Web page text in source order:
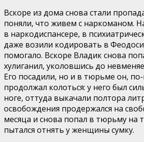
Вскоре из дома снова стали
поняли, что живем с наркоманом.
в наркодиспансере, в
даже возили кодировать в
помогало. Вскоре Владик снова
хулиганил, уколовшись до
Его посадили, но и в тюрьме он,
продолжал колоться: у него был
ноге, оттуда выкачали полтора
освобождения продержался на
месяца и снова попал в тюрьму на
пытался отнять у женщины сумку.